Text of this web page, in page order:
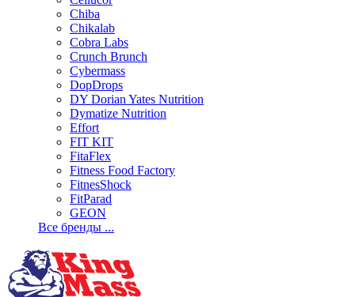
Chiba
Chikalab
Cobra Labs
Crunch Brunch
Cybermass
DopDrops
DY Dorian Yates Nutrition
Dymatize Nutrition
Effort
FIT KIT
FitaFlex
Fitness Food Factory
FitnesShock
FitParad
GEON
Все бренды ...